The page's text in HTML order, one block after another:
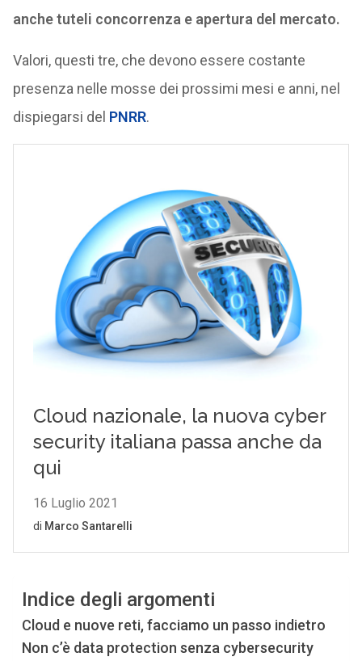
anche tuteli concorrenza e apertura del mercato.
Valori, questi tre, che devono essere costante
presenza nelle mosse dei prossimi mesi e anni, nel
dispiegarsi del PNRR.
Indice degli argomenti
Cloud e nuove reti, facciamo un passo indietro
Non c’è data protection senza cybersecurity